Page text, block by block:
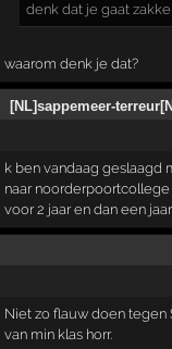
denk dat je gaat
waarom denk je dat?
[NL]sappemeer-
k ben vandaag geslaagd
naar
voor 2 jaar en dan een
Niet zo flauw doen tegen
van min klas horr.